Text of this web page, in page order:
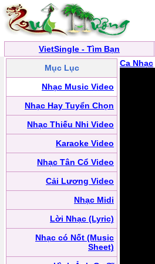
VietSingle - Tìm Bạn
Mục Lục
Nhạc Music Video
Nhạc Hay Tuyển Chọn
Nhạc Thiếu Nhi Video
Karaoke Video
Nhạc Tân Cổ Video
Cải Lương Video
Nhạc Midi
Lời Nhạc (Lyric)
Nhạc có Nốt (Music
Sheet)
Ca Nhạc